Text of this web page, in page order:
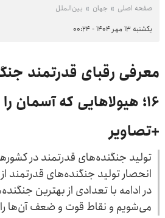
صفحه اصلی جهان بین‌الملل
یکشنبه ۱۳ مهر ۱۴۰۴ - ۰۰:۲۴
16؛ هیولاهایی که
+تصاویر
تولید جنگنده‌های قدرتمند در
انحصار تولید جنگنده‌های قدرتمند
در ادامه با تعدادی از بهترین
می‌شویم و نقاط قوت و ضعف آن‌ها